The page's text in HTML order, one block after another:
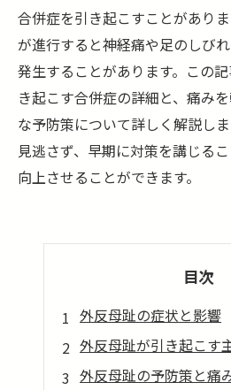
合併症を引き起こすことがあり
が進行すると神経痛や足のしび
発生することがあります。この
き起こす合併症の詳細と、痛み
な予防策について詳しく解説し
見逃さず、早期に対策を講じる
向上させることができます。
目次
外反母趾の症状と影響
外反母趾が引き起こす
外反母趾の予防策と痛